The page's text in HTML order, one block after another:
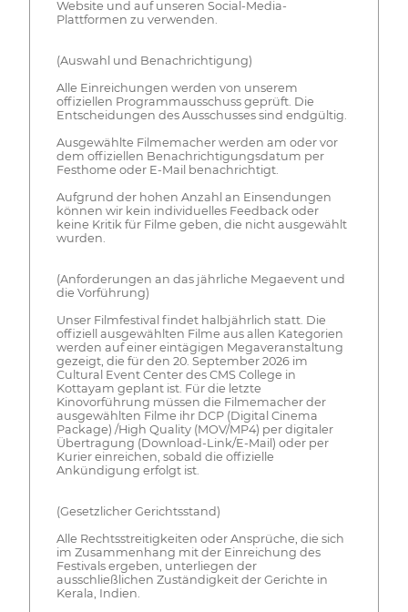
Website und auf unseren Social-Media-
Plattformen zu verwenden.
(Auswahl und Benachrichtigung)
Alle Einreichungen werden von unserem
offiziellen Programmausschuss geprüft. Die
Entscheidungen des Ausschusses sind endgültig.
Ausgewählte Filmemacher werden am oder vor
dem offiziellen Benachrichtigungsdatum per
Festhome oder E-Mail benachrichtigt.
Aufgrund der hohen Anzahl an Einsendungen
können wir kein individuelles Feedback oder
keine Kritik für Filme geben, die nicht ausgewählt
wurden.
(Anforderungen an das jährliche Megaevent und
die Vorführung)
Unser Filmfestival findet halbjährlich statt. Die
offiziell ausgewählten Filme aus allen Kategorien
werden auf einer eintägigen Megaveranstaltung
gezeigt, die für den 20. September 2026 im
Cultural Event Center des CMS College in
Kottayam geplant ist. Für die letzte
Kinovorführung müssen die Filmemacher der
ausgewählten Filme ihr DCP (Digital Cinema
Package) /High Quality (MOV/MP4) per digitaler
Übertragung (Download-Link/E-Mail) oder per
Kurier einreichen, sobald die offizielle
Ankündigung erfolgt ist.
(Gesetzlicher Gerichtsstand)
Alle Rechtsstreitigkeiten oder Ansprüche, die sich
im Zusammenhang mit der Einreichung des
Festivals ergeben, unterliegen der
ausschließlichen Zuständigkeit der Gerichte in
Kerala, Indien.